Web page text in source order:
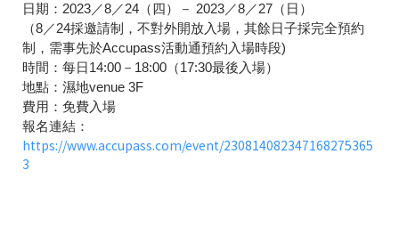
日期：2023／8／24（四）－ 2023／8／27（日）
（8／24採邀請制，不對外開放入場，其餘日子採完全預約
制，需事先於Accupass活動通預約入場時段)
時間：每日14:00－18:00（17:30最後入場）
地點：濕地venue 3F
費用：免費入場
報名連結：
https://www.accupass.com/event/230814082347168275365
3